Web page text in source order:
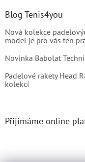
Blog Tenis4you
Nová kolekce
model je pro vás ten
Novinka Babolat
Padelové rakety Head
kolekcí
Přijímáme online